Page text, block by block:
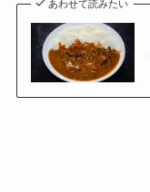
あわせて読みたい